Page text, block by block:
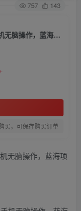
757 143
云逸·2023剧本杀虚拟资源变现，一部手机无脑操作，蓝海项目轻松日入500+
买，可保存购买订单
无脑操作，蓝海项